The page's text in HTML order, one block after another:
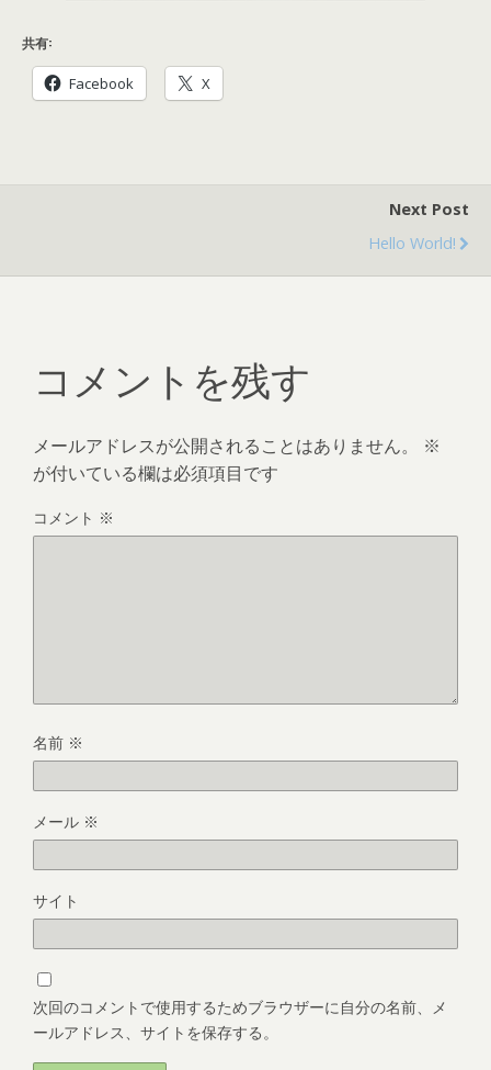
共有:
Facebook X
Next Post
Hello World!
コメントを残す
メールアドレスが公開されることはありません。
※
が付いている欄は必須項目です
コメント ※
名前 ※
メール ※
サイト
次回のコメントで使用するためブラウザーに自分の名前、メ
ールアドレス、サイトを保存する。